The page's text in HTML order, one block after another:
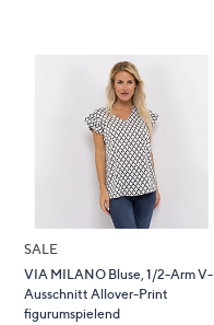
anzuzeigen.
SALE
VIA MILANO Bluse, 1/2-Arm V-
Ausschnitt Allover-Print
figurumspielend